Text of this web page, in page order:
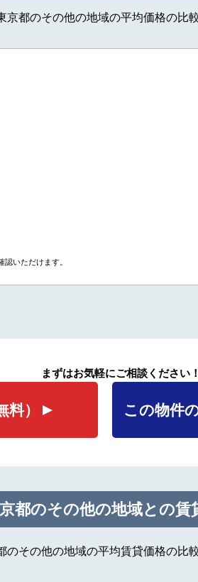
都のその他の地域の平均価格の比
いただけます。
まずはお気軽にご相談ください！
料） この物件
都のその他の地域との賃
その他の地域の平均賃貸価格の比